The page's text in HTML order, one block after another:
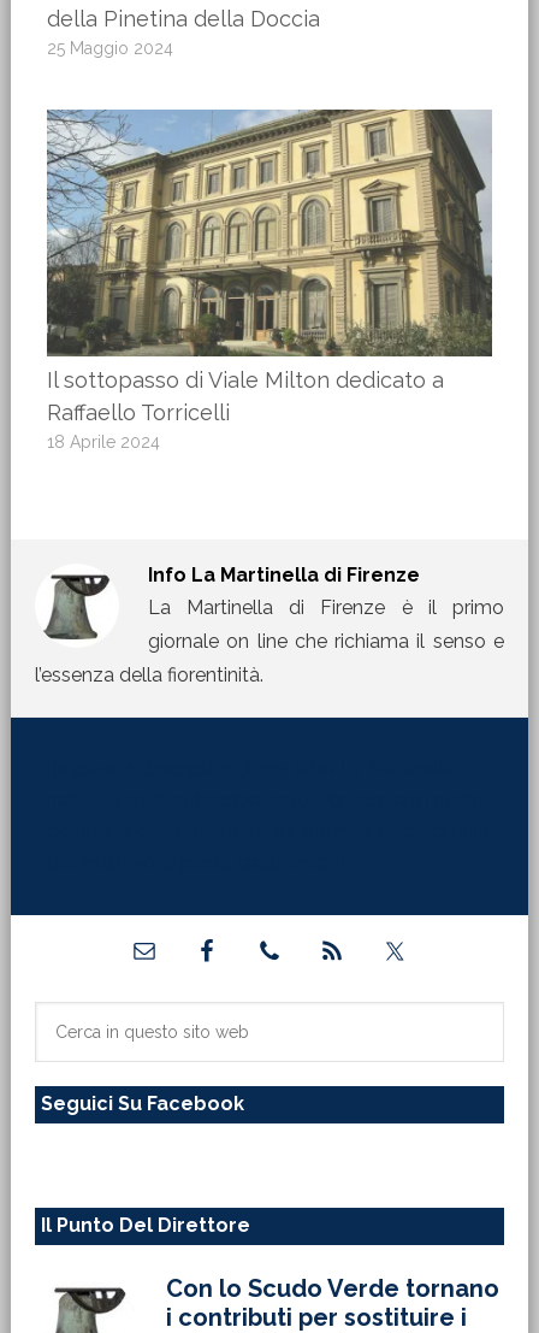
della Pinetina della Doccia
25 Maggio 2024
Il sottopasso di Viale Milton dedicato a
Raffaello Torricelli
18 Aprile 2024
Info La Martinella di Firenze
La Martinella di Firenze è il primo
giornale on line che richiama il senso e
l’essenza della fiorentinità.
primaria
sito
Seguici Su Facebook
Il Punto Del Direttore
Con lo Scudo Verde tornano
i contributi per sostituire i